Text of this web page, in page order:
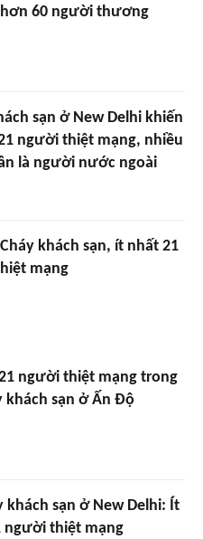
60 người thương
sạn ở New Delhi khiến
người thiệt mạng, nhiều
là người nước ngoài
khách sạn, ít nhất 21
mạng
người thiệt mạng trong
khách sạn ở Ấn Độ
khách sạn ở New Delhi: Ít
người thiệt mạng